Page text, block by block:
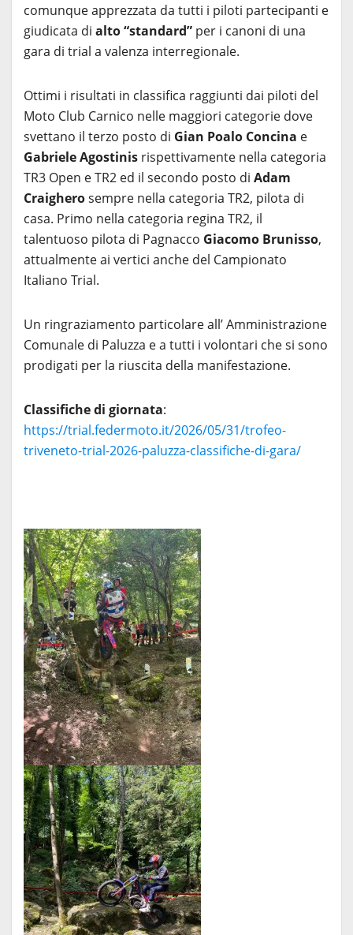
comunque apprezzata da tutti i piloti partecipanti e
giudicata di alto “standard” per i canoni di una
gara di trial a valenza interregionale.
Ottimi i risultati in classifica raggiunti dai piloti del
Moto Club Carnico nelle maggiori categorie dove
svettano il terzo posto di Gian Poalo Concina e
Gabriele Agostinis rispettivamente nella categoria
TR3 Open e TR2 ed il secondo posto di Adam
Craigherosempre nella categoria TR2, pilota di
casa. Primo nella categoria regina TR2, il
talentuoso pilota di Pagnacco Giacomo Brunisso,
attualmente ai vertici anche del Campionato
Italiano Trial.
Un ringraziamento particolare all’ Amministrazione
Comunale di Paluzza e a tutti i volontari che si sono
prodigati per la riuscita della manifestazione.
Classifiche di giornata:
https://trial.federmoto.it/2026/05/31/trofeo-
triveneto-trial-2026-paluzza-classifiche-di-gara/